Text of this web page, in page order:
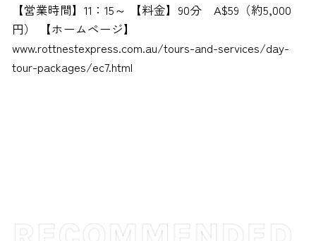
【営業時間】11：15～ 【料金】90分 A$59（約5,000
円） 【ホームページ】
www.rottnestexpress.com.au/tours-and-services/day-
tour-packages/ec7.html